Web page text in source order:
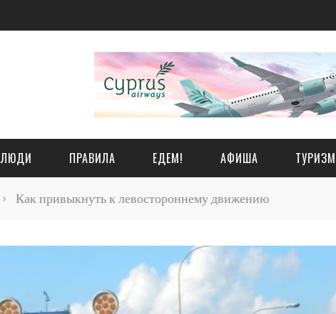
ЛЮДИ ПРАВИЛА ЕДЕМ! АФИША ТУРИЗМ
› Как привыкнуть к левостороннему движению